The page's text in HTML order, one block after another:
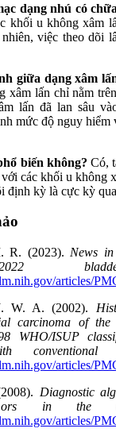
dạng nhú có
khối u không xâm
việc theo dõi
giữa dạng xâm
xâm lấn chỉ nằm
lấn đã lan sâu
mức độ nguy hiểm
biến không? Có,
các khối u không
định kỳ là cực kỳ
R. (2023). News
articles/
W. A. (2002).
carcinoma of the
WHO/ISUP
conventional
articles/
Diagnostic
in the
articles/